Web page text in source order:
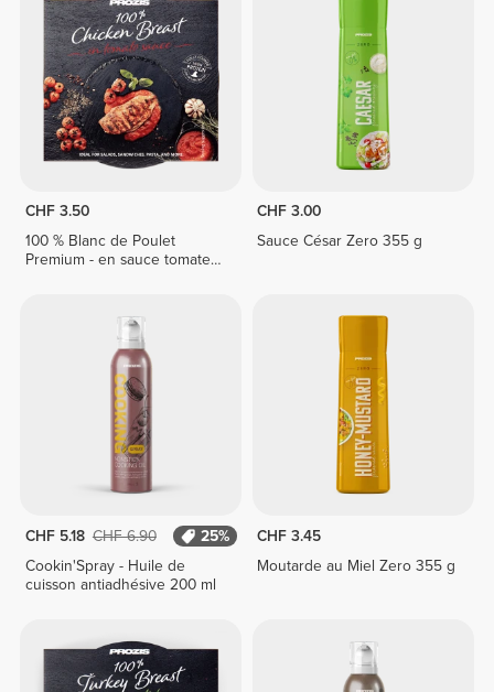
CHF 3.50
100 % Blanc de Poulet
Premium - en sauce tomate
CHF 3.00
Sauce César Zero 355 g
CHF 5.18 CHF 6.90
25%
Cookin'Spray - Huile de
cuisson antiadhésive 200 ml
CHF 3.45
Moutarde au Miel Zero 355 g